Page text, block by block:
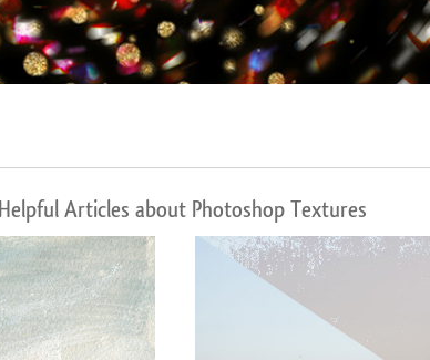
Helpful Articles about Photoshop Textures